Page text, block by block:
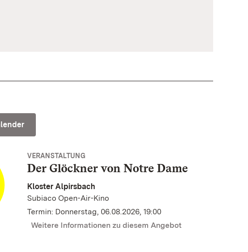
VERANSTALTUNG
Der Glöckner von Notre Dame
Kloster Alpirsbach
Subiaco Open-Air-Kino
Termin: Donnerstag, 06.08.2026, 19:00
Weitere Informationen zu diesem Angebot